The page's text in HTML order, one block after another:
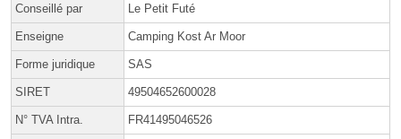
Conseillé par Le Petit Futé
Enseigne Camping Kost Ar Moor
Forme juridique SAS
SIRET 49504652600028
N° TVA Intra. FR41495046526